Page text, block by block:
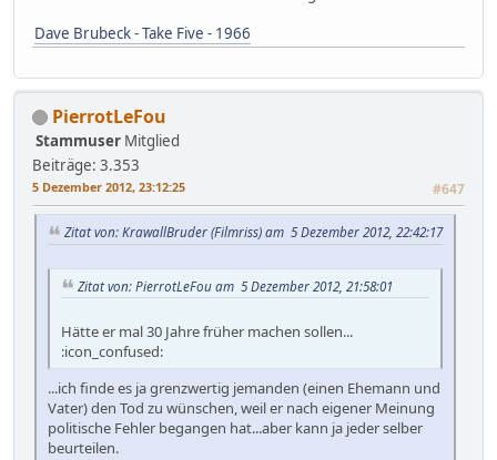
Dave Brubeck - Take Five - 1966
PierrotLeFou
Stammuser Mitglied
Beiträge: 3.353
5 Dezember 2012, 23:12:25 #647
Zitat von: KrawallBruder (Filmriss) am 5 Dezember 2012, 22:42:17
Zitat von: PierrotLeFou am 5 Dezember 2012, 21:58:01
Hätte er mal 30 Jahre früher machen sollen...
:icon_confused:
...ich finde es ja grenzwertig jemanden (einen Ehemann und
Vater) den Tod zu wünschen, weil er nach eigener Meinung
politische Fehler begangen hat...aber kann ja jeder selber
beurteilen.